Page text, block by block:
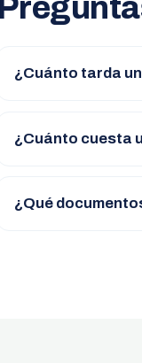
¿Cuánto tarda
¿Cuánto cuesta
¿Qué